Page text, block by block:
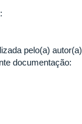
pelo(a) autor(a)
documentação: